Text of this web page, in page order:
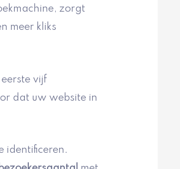
zorgt
meer kliks
vijf
dat uw website in
identificeren.